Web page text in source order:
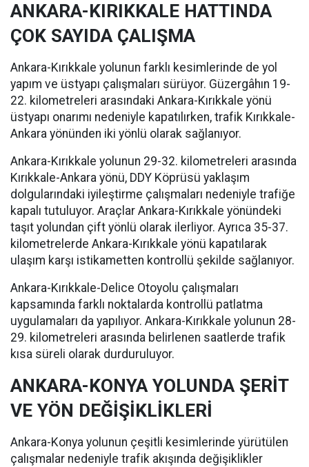
ANKARA-KIRIKKALE HATTINDA
ÇOK SAYIDA ÇALIŞMA
Ankara-Kırıkkale yolunun farklı kesimlerinde de yol
yapım ve üstyapı çalışmaları sürüyor. Güzergâhın 19-
22. kilometreleri arasındaki Ankara-Kırıkkale yönü
üstyapı onarımı nedeniyle kapatılırken, trafik Kırıkkale-
Ankara yönünden iki yönlü olarak sağlanıyor.
Ankara-Kırıkkale yolunun 29-32. kilometreleri arasında
Kırıkkale-Ankara yönü, DDY Köprüsü yaklaşım
dolgularındaki iyileştirme çalışmaları nedeniyle trafiğe
kapalı tutuluyor. Araçlar Ankara-Kırıkkale yönündeki
taşıt yolundan çift yönlü olarak ilerliyor. Ayrıca 35-37.
kilometrelerde Ankara-Kırıkkale yönü kapatılarak
ulaşım karşı istikametten kontrollü şekilde sağlanıyor.
Ankara-Kırıkkale-Delice Otoyolu çalışmaları
kapsamında farklı noktalarda kontrollü patlatma
uygulamaları da yapılıyor. Ankara-Kırıkkale yolunun 28-
29. kilometreleri arasında belirlenen saatlerde trafik
kısa süreli olarak durduruluyor.
ANKARA-KONYA YOLUNDA ŞERİT
VE YÖN DEĞİŞİKLİKLERİ
Ankara-Konya yolunun çeşitli kesimlerinde yürütülen
çalışmalar nedeniyle trafik akışında değişiklikler